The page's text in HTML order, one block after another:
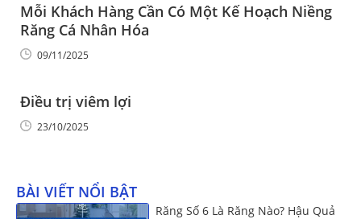
Mỗi Khách Hàng Cần Có Một Kế Hoạch Niềng
Răng Cá Nhân Hóa
09/11/2025
Điều trị viêm lợi
23/10/2025
BÀI VIẾT NỔI BẬT
Răng Số 6 Là Răng Nào? Hậu Quả